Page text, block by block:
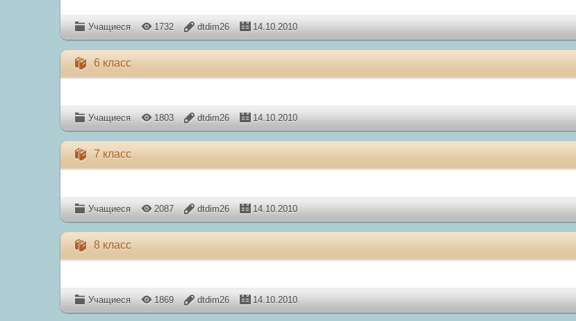
Учащиеся 1732 dtdim26 14.10.2010
6 класс
Учащиеся 1803 dtdim26 14.10.2010
7 класс
Учащиеся 2087 dtdim26 14.10.2010
8 класс
Учащиеся 1869 dtdim26 14.10.2010